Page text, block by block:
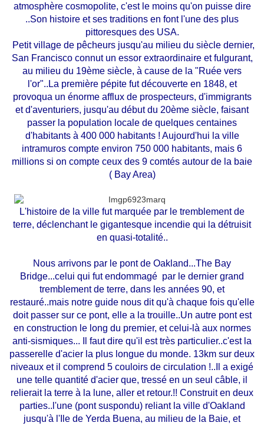
atmosphère cosmopolite, c'est le moins qu'on puisse dire
..Son histoire et ses traditions en font l'une des plus
pittoresques des USA.
Petit village de pêcheurs jusqu'au milieu du siècle dernier,
San Francisco connut un essor extraordinaire et fulgurant,
au milieu du 19ème siècle, à cause de la "Ruée vers
l'or"..La première pépite fut découverte en 1848, et
provoqua un énorme afflux de prospecteurs, d'immigrants
et d'aventuriers, jusqu'au début du 20ème siècle, faisant
passer la population locale de quelques centaines
d'habitants à 400 000 habitants ! Aujourd'hui la ville
intramuros compte environ 750 000 habitants, mais 6
millions si on compte ceux des 9 comtés autour de la baie
( Bay Area)
L'histoire de la ville fut marquée par le tremblement de
terre, déclenchant le gigantesque incendie qui la détruisit
en quasi-totalité..
Nous arrivons par le pont de Oakland...The Bay
Bridge...celui qui fut endommagé par le dernier grand
tremblement de terre, dans les années 90, et
restauré..mais notre guide nous dit qu'à chaque fois qu'elle
doit passer sur ce pont, elle a la trouille..Un autre pont est
en construction le long du premier, et celui-là aux normes
anti-sismiques... Il faut dire qu'il est très particulier..c'est la
passerelle d'acier la plus longue du monde. 13km sur deux
niveaux et il comprend 5 couloirs de circulation !..Il a exigé
une telle quantité d'acier que, tressé en un seul câble, il
relierait la terre à la lune, aller et retour.!! Construit en deux
parties..l'une (pont suspondu) reliant la ville d'Oakland
jusqu'à l'Ile de Yerda Buena, au milieu de la Baie, et